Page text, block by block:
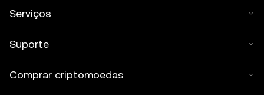
Serviços
Suporte
Comprar criptomoedas